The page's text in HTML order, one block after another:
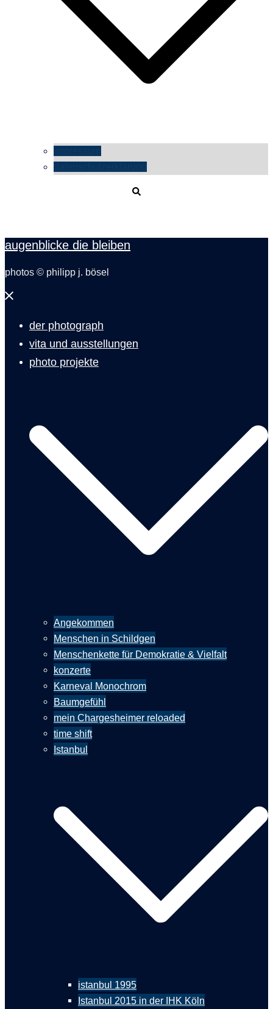
impressum
datenschutzerklärung
augenblicke die bleiben
photos © philipp j. bösel
Menü
der photograph
vita und ausstellungen
photo projekte
Angekommen
Menschen in Schildgen
Menschenkette für Demokratie & Vielfalt
konzerte
Karneval Monochrom
Baumgefühl
mein Chargesheimer reloaded
time shift
Istanbul
istanbul 1995
Istanbul 2015 in der IHK Köln